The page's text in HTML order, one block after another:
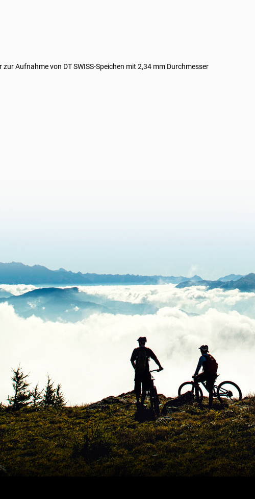
Aufnahme von DT SWISS-Speichen mit 2,34 mm Durchmesser